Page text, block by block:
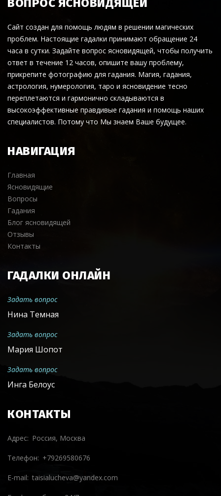
ВОПРОС ЯСНОВИДЯЩЕЙ
Сайт создан для помощь людям в решении магических
проблем. Настоящие гадалки принимают обращение 24
часа в сутки. Задайте вопрос ясновидящей, чтобы получить
ответ в течение 12 часов, опишите вашу проблему,
прикрепите фотографию для гадания. Магия, гадания,
астрология, нумерология, таро и ясновидение тесно
переплетаются и гармонично складываются в
высокоэффективные правдивые гадания и помощь наших
специалистов. Потому что Мы знаем Ваше будущее.
НАВИГАЦИЯ
Главная
Ясновидящие
Вопросы
Гадания
Блог ясновидящей
Отзывы
Контакты
ГАДАЛКИ ОНЛАЙН
Задать вопрос
Нина Темная
Задать вопрос
Мария Шопот
Задать вопрос
Инга Белоус
КОНТАКТЫ
Адрес Россия, Москва
Телефон +79269580676
E-mail taisialucheva@yandex.com